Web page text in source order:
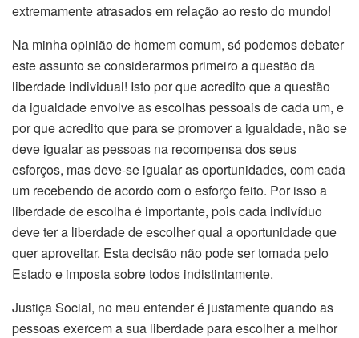
extremamente atrasados em relação ao resto do mundo!
Na minha opinião de homem comum, só podemos debater
este assunto se considerarmos primeiro a questão da
liberdade individual! Isto por que acredito que a questão
da igualdade envolve as escolhas pessoais de cada um, e
por que acredito que para se promover a igualdade, não se
deve igualar as pessoas na recompensa dos seus
esforços, mas deve-se igualar as oportunidades, com cada
um recebendo de acordo com o esforço feito. Por isso a
liberdade de escolha é importante, pois cada indivíduo
deve ter a liberdade de escolher qual a oportunidade que
quer aproveitar. Esta decisão não pode ser tomada pelo
Estado e imposta sobre todos indistintamente.
Justiça Social, no meu entender é justamente quando as
pessoas exercem a sua liberdade para escolher a melhor